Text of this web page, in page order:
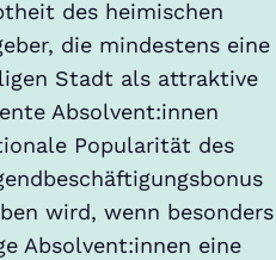
des heimischen
die mindestens eine
Stadt als attraktive
Absolvent:innen
Popularität des
wird, wenn besonders
Absolvent:innen eine